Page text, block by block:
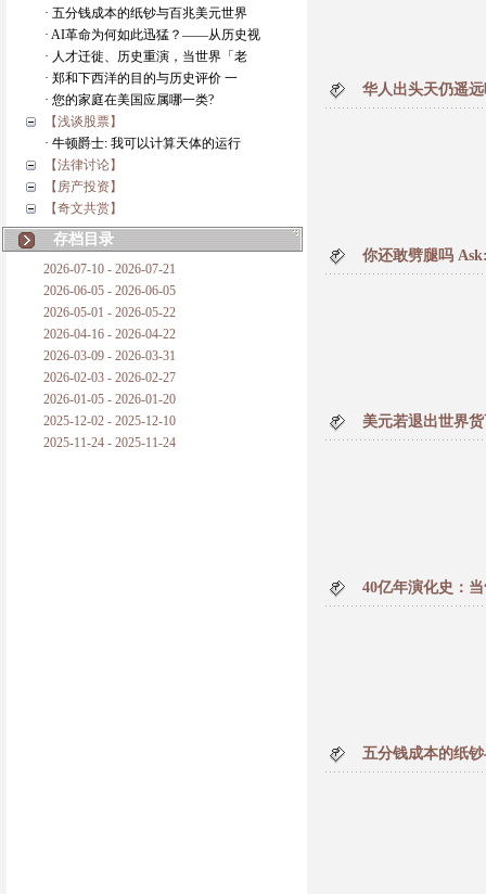
· 五分钱成本的纸钞与百兆美元世界
· AI革命为何如此迅猛？——从历史视
· 人才迁徙、历史重演，当世界「老
· 郑和下西洋的目的与历史评价 一
· 您的家庭在美国应属哪一类?
【浅谈股票】
· 牛顿爵士: 我可以计算天体的运行
【法律讨论】
【房产投资】
【奇文共赏】
存档目录
2026-07-10 - 2026-07-21
2026-06-05 - 2026-06-05
2026-05-01 - 2026-05-22
2026-04-16 - 2026-04-22
2026-03-09 - 2026-03-31
2026-02-03 - 2026-02-27
2026-01-05 - 2026-01-20
2025-12-02 - 2025-12-10
2025-11-24 - 2025-11-24
华人出头天仍遥
你还敢劈腿吗
美元若退出世界
40亿年演化史：
五分钱成本的纸